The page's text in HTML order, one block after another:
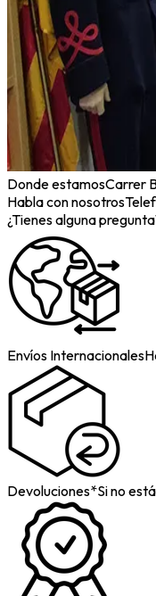
Donde estamosCarrer
Habla con nosotros
¿Tienes alguna
Envíos Internacionales
Devoluciones*Si no